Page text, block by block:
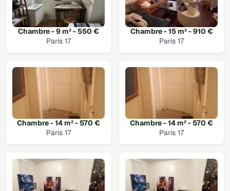
Chambre - 9 m² - 550 €
Paris 17
Chambre - 15 m² - 910 €
Paris 17
Chambre - 14 m² - 570 €
Paris 17
Chambre - 14 m² - 570 €
Paris 17